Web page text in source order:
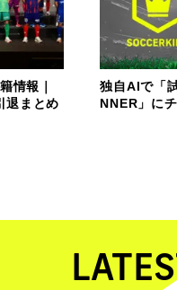
情報｜
退まとめ
独自AIで「
NNER」に